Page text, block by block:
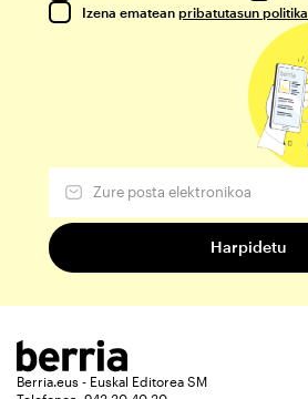
Izena ematean pribatutasun politika
Berria.eus - Euskal Editorea SM